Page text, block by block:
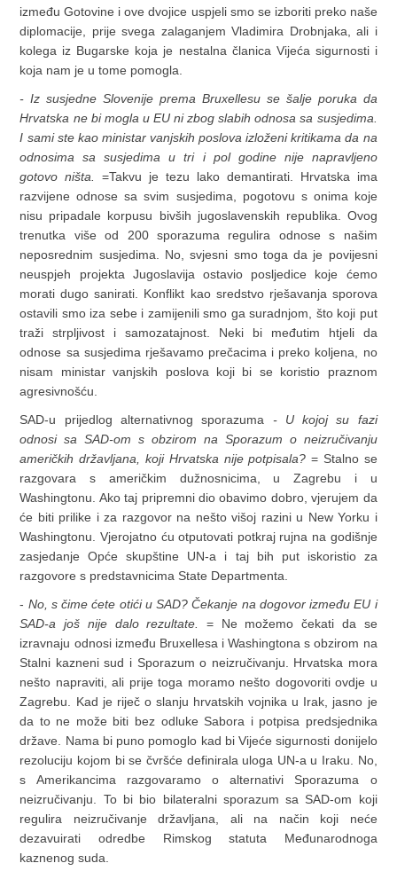
između Gotovine i ove dvojice uspjeli smo se izboriti preko naše
diplomacije, prije svega zalaganjem Vladimira Drobnjaka, ali i
kolega iz Bugarske koja je nestalna članica Vijeća sigurnosti i
koja nam je u tome pomogla.
- Iz susjedne Slovenije prema Bruxellesu se šalje poruka da
Hrvatska ne bi mogla u EU ni zbog slabih odnosa sa susjedima.
I sami ste kao ministar vanjskih poslova izloženi kritikama da na
odnosima sa susjedima u tri i pol godine nije napravljeno
gotovo ništa.
=Takvu je tezu lako demantirati. Hrvatska ima
razvijene odnose sa svim susjedima, pogotovu s onima koje
nisu pripadale korpusu bivših jugoslavenskih republika. Ovog
trenutka više od 200 sporazuma regulira odnose s našim
neposrednim susjedima. No, svjesni smo toga da je povijesni
neuspjeh projekta Jugoslavija ostavio posljedice koje ćemo
morati dugo sanirati. Konflikt kao sredstvo rješavanja sporova
ostavili smo iza sebe i zamijenili smo ga suradnjom, što koji put
traži strpljivost i samozatajnost. Neki bi međutim htjeli da
odnose sa susjedima rješavamo prečacima i preko koljena, no
nisam ministar vanjskih poslova koji bi se koristio praznom
agresivnošću.
SAD-u prijedlog alternativnog sporazuma - U kojoj su fazi
odnosi sa SAD-om s obzirom na Sporazum o neizručivanju
američkih državljana, koji Hrvatska nije potpisala? = Stalno se
razgovara s američkim dužnosnicima, u Zagrebu i u
Washingtonu. Ako taj pripremni dio obavimo dobro, vjerujem da
će biti prilike i za razgovor na nešto višoj razini u New Yorku i
Washingtonu. Vjerojatno ću otputovati potkraj rujna na godišnje
zasjedanje Opće skupštine UN-a i taj bih put iskoristio za
razgovore s predstavnicima State Departmenta.
- No, s čime ćete otići u SAD? Čekanje na dogovor između EU i
SAD-a još nije dalo rezultate.
= Ne možemo čekati da se
izravnaju odnosi između Bruxellesa i Washingtona s obzirom na
Stalni kazneni sud i Sporazum o neizručivanju. Hrvatska mora
nešto napraviti, ali prije toga moramo nešto dogovoriti ovdje u
Zagrebu. Kad je riječ o slanju hrvatskih vojnika u Irak, jasno je
da to ne može biti bez odluke Sabora i potpisa predsjednika
države. Nama bi puno pomoglo kad bi Vijeće sigurnosti donijelo
rezoluciju kojom bi se čvršće definirala uloga UN-a u Iraku. No,
s Amerikancima razgovaramo o alternativi Sporazuma o
neizručivanju. To bi bio bilateralni sporazum sa SAD-om koji
regulira neizručivanje državljana, ali na način koji neće
dezavuirati odredbe Rimskog statuta Međunarodnoga
kaznenog suda.